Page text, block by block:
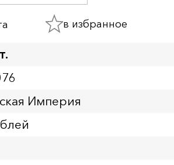
в избранное
Империя